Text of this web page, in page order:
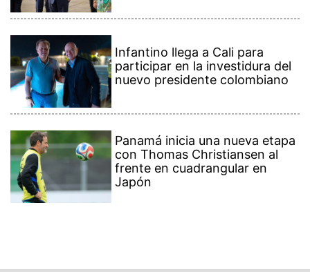
Infantino llega a Cali para
participar en la investidura del
nuevo presidente colombiano
Panamá inicia una nueva etapa
con Thomas Christiansen al
frente en cuadrangular en
Japón